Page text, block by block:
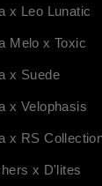
x Leo Lunatic
Melo x Toxic
x Suede
x Velophasis
x RS
x D'lites